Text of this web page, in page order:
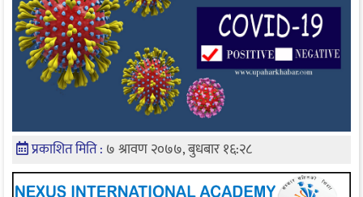
प्रकाशित मिति : ७ श्रावण २०७७, बुधबार १६:२८